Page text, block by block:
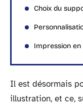
Choix du
Impression
Il est désormais
illustration, et ce,